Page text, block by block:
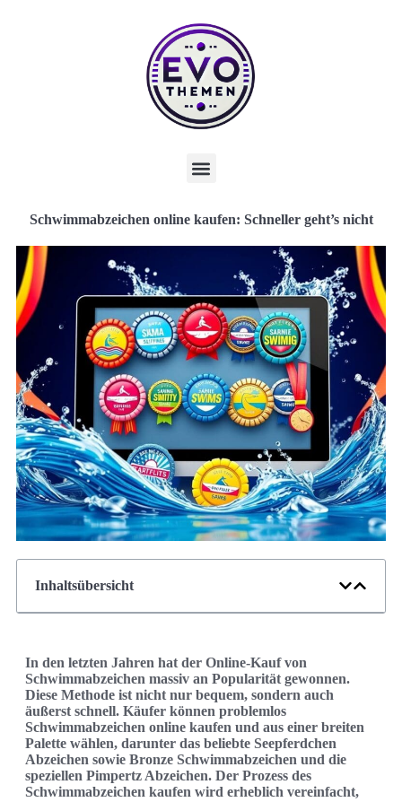
Schwimmabzeichen online kaufen: Schneller geht’s nicht
Inhaltsübersicht
In den letzten Jahren hat der Online-Kauf von
Schwimmabzeichen massiv an Popularität gewonnen.
Diese Methode ist nicht nur bequem, sondern auch
äußerst schnell. Käufer können problemlos
Schwimmabzeichen online kaufen und aus einer breiten
Palette wählen, darunter das beliebte Seepferdchen
Abzeichen sowie Bronze Schwimmabzeichen und die
speziellen Pimpertz Abzeichen. Der Prozess des
Schwimmabzeichen kaufen wird erheblich vereinfacht,